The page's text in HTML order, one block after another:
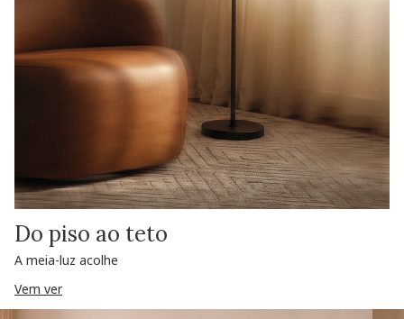
Do piso ao teto
A meia-luz acolhe
Vem ver